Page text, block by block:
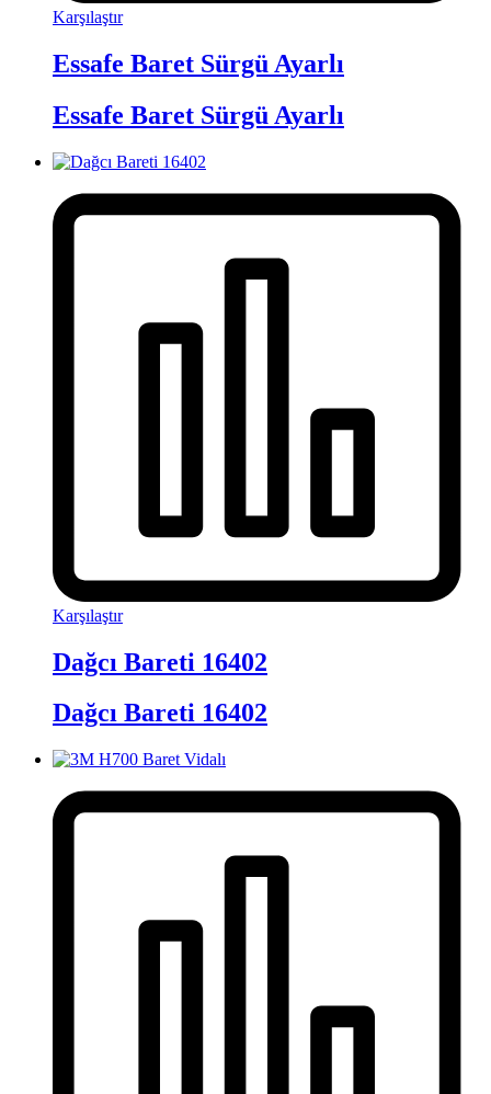
Karşılaştır
Essafe Baret Sürgü Ayarlı
Essafe Baret Sürgü Ayarlı
Karşılaştır
Dağcı Bareti 16402
Dağcı Bareti 16402